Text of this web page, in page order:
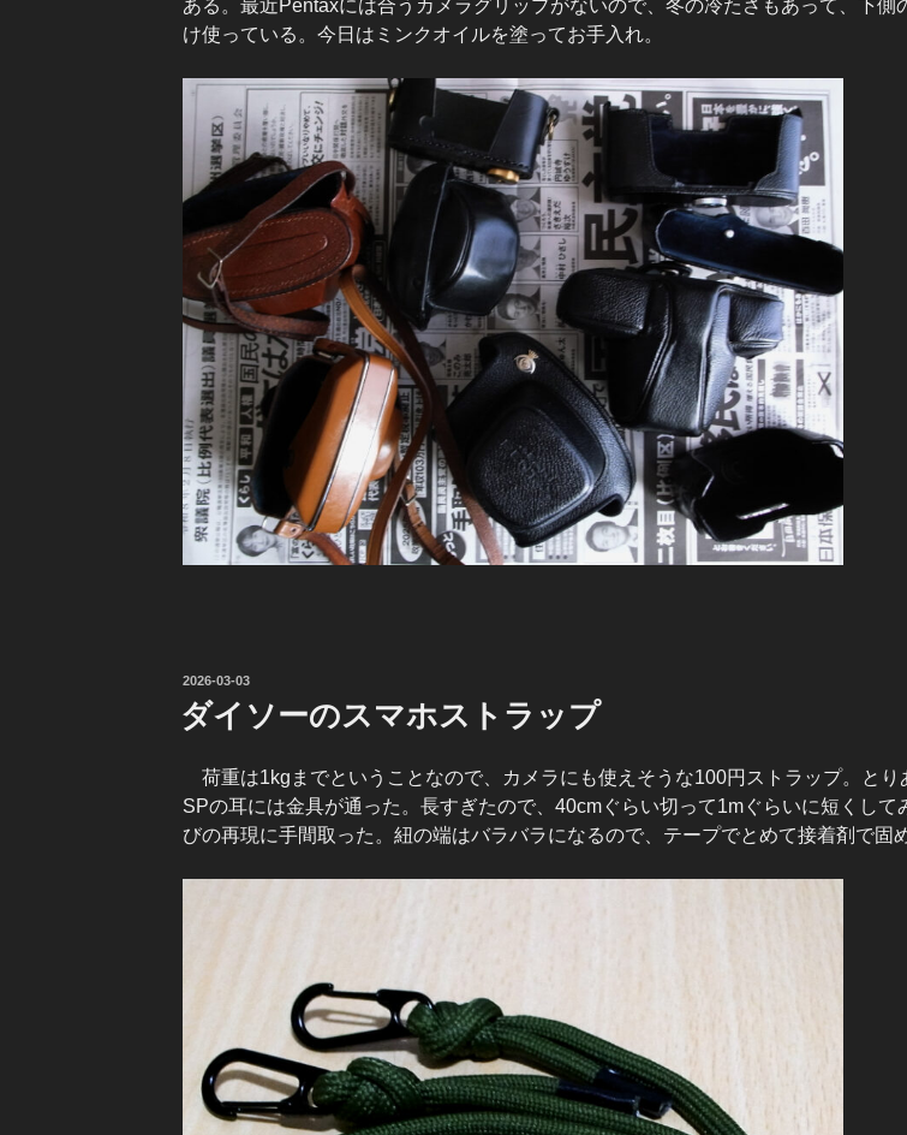
ある。最近Pentaxには合うカメラグリップがないので、冬の冷たさもあって、下側
け使っている。今日はミンクオイルを塗ってお手入れ。
投
稿
日:
2026-03-03
ダイソーのスマホストラップ
荷重は1kgまでということなので、カメラにも使えそうな100円ストラップ。とり
SPの耳には金具が通った。長すぎたので、40cmぐらい切って1mぐらいに短くして
びの再現に手間取った。紐の端はバラバラになるので、テープでとめて接着剤で固